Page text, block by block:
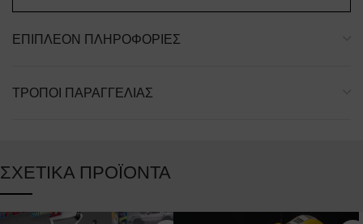
ΕΠΙΠΛΈΟΝ ΠΛΗΡΟΦΟΡΊΕΣ
ΤΡΌΠΟΙ ΠΑΡΑΓΓΕΛΊΑΣ
ΣΧΕΤΙΚΆ ΠΡΟΪΌΝΤΑ